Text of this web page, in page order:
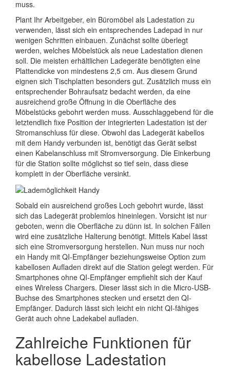
muss.
Plant Ihr Arbeitgeber, ein Büromöbel als Ladestation zu
verwenden, lässt sich ein entsprechendes Ladepad in nur
wenigen Schritten einbauen. Zunächst sollte überlegt
werden, welches Möbelstück als neue Ladestation dienen
soll. Die meisten erhältlichen Ladegeräte benötigten eine
Plattendicke von mindestens 2,5 cm. Aus diesem Grund
eignen sich Tischplatten besonders gut. Zusätzlich muss ein
entsprechender Bohraufsatz bedacht werden, da eine
ausreichend große Öffnung in die Oberfläche des
Möbelstücks gebohrt werden muss. Ausschlaggebend für die
letztendlich fixe Position der integrierten Ladestation ist der
Stromanschluss für diese. Obwohl das Ladegerät kabellos
mit dem Handy verbunden ist, benötigt das Gerät selbst
einen Kabelanschluss mit Stromversorgung. Die Einkerbung
für die Station sollte möglichst so tief sein, dass diese
komplett in der Oberfläche versinkt.
Sobald ein ausreichend großes Loch gebohrt wurde, lässt
sich das Ladegerät problemlos hineinlegen. Vorsicht ist nur
geboten, wenn die Oberfläche zu dünn ist. In solchen Fällen
wird eine zusätzliche Halterung benötigt. Mittels Kabel lässt
sich eine Stromversorgung herstellen. Nun muss nur noch
ein Handy mit QI-Empfänger beziehungsweise Option zum
kabellosen Aufladen direkt auf die Station gelegt werden. Für
Smartphones ohne QI-Empfänger empfiehlt sich der Kauf
eines Wireless Chargers. Dieser lässt sich in die Micro-USB-
Buchse des Smartphones stecken und ersetzt den QI-
Empfänger. Dadurch lässt sich leicht ein nicht QI-fähiges
Gerät auch ohne Ladekabel aufladen.
Zahlreiche Funktionen für
kabellose Ladestation